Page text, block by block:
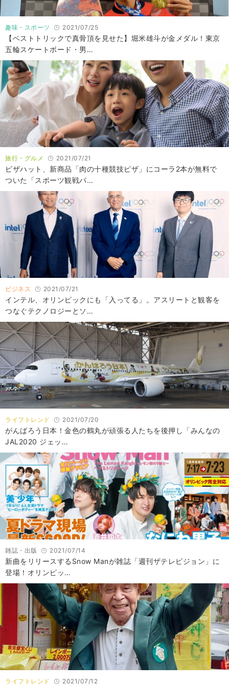
趣味・スポーツ 2021/07/25
【ベストトリックで真骨頂を見せた】堀米雄斗が金メダル！東京
五輪スケートボード・男…
旅行・グルメ 2021/07/21
ピザハット、新商品「肉の十種競技ピザ」にコーラ2本が無料で
ついた「スポーツ観戦パ…
ビジネス 2021/07/21
インテル、オリンピックにも「入ってる」。アスリートと観客を
つなぐテクノロジーとソ…
ライフトレンド 2021/07/20
がんばろう日本！金色の鶴丸が頑張る人たちを後押し「みんなの
JAL2020 ジェッ…
雑誌・出版 2021/07/14
新曲をリリースするSnow Manが雑誌「週刊ザテレビジョン」に
登場！オリンピッ…
ライフトレンド 2021/07/12